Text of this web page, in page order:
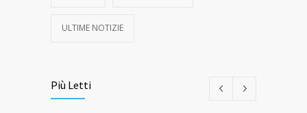
ULTIME NOTIZIE
Più Letti